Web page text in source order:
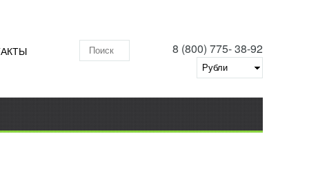
8 (800) 775- 38-92
Поиск по складу